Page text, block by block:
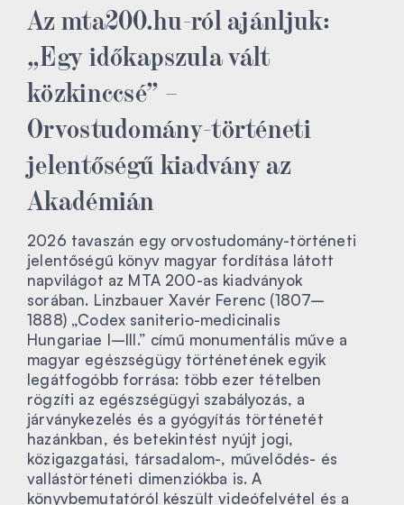
Az mta200.hu-ról ajánljuk:
„Egy időkapszula vált
közkinccsé” –
Orvostudomány-történeti
jelentőségű kiadvány az
Akadémián
2026 tavaszán egy orvostudomány-történeti
jelentőségű könyv magyar fordítása látott
napvilágot az MTA 200-as kiadványok
sorában. Linzbauer Xavér Ferenc (1807–
1888) „Codex saniterio-medicinalis
Hungariae I–III.” című monumentális műve a
magyar egészségügy történetének egyik
legátfogóbb forrása: több ezer tételben
rögzíti az egészségügyi szabályozás, a
járványkezelés és a gyógyítás történetét
hazánkban, és betekintést nyújt jogi,
közigazgatási, társadalom-, művelődés- és
vallástörténeti dimenziókba is. A
könyvbemutatóról készült videófelvétel és a